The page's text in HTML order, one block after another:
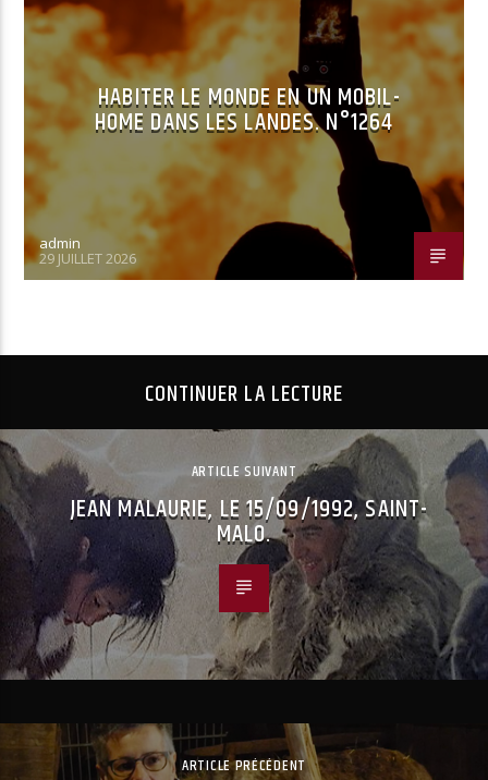
HABITER LE MONDE EN UN MOBIL-
HOME DANS LES LANDES. N°1264
admin
29 JUILLET 2026
CONTINUER LA LECTURE
ARTICLE SUIVANT
JEAN MALAURIE, LE 15/09/1992, SAINT-
MALO.
ARTICLE PRÉCÉDENT